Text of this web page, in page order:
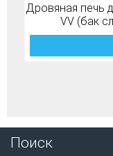
Дровяная печь
VV (бак
Поиск